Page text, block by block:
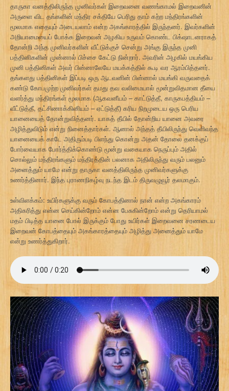
தாருகா வனத்திலிருந்த முனிவர்கள் இறைவனை வணங்காமல் இறைவனின்
அருளை விட தங்களின் மந்திர சக்தியே பெரிது தாம் கற்ற மந்திரங்களின்
மூலமாக எதையும் அடையலாம் என்ற அகங்காரத்தில் இருந்தனர். இவர்களின்
அறியாமையைப் போக்க இறைவன் அழகிய உருவம் கொண்ட பிக்‌ஷாடனராகத்
தோன்றி அந்த முனிவர்களின் வீட்டுக்குச் சென்று அங்கு இருந்த முனி
பத்தினிகளின் முன்னால் பிச்சை கேட்டு நின்றார். அவரின் அழகில் மயங்கிய
முனி பத்தினிகள் அவர் பின்னாலேயே மயக்கத்தில் கூடி வர ஆரம்பித்தனர்.
தங்களது பத்தினிகள் இப்படி ஒரு ஆடவனின் பின்னால் மயங்கி வருவதைக்
கண்டு கோபமுற்ற முனிவர்கள் தமது தவ வலிமையால் மூன்றுவிதமான தீயை
வளர்த்து மந்திரங்கள் மூலமாக (ஆகவனீயம் – காட்டுத்தீ, காருகபத்தியம் –
வீட்டுத்தீ, தட்சிணாக்கினியம் – ஏட்டுத்தீ) கரிய நிறமுடைய ஒரு பெரிய
யானையைத் தோன்றுவித்தனர். யாகத் தீயில் தோன்றிய யானை அவரை
அழித்துவிடும் என்று நினைத்தார்கள். ஆனால் அந்தத் தீயிலிருந்து வெளிவந்த
யானையைக் காடே அதிரும்படி பிளந்து கொன்று அதன் தோலை தனக்குப்
போர்வையாக போர்த்திக்கொண்டு மூன்று வகையாக நெருப்பும் அதில்
சொல்லும் மந்திரங்களும் மந்திரத்தின் பலனாக அதிலிருந்து வரும் பலனும்
அனைத்தும் யாமே என்று தாருகா வனத்திலிருந்த முனிவர்களுக்கு
உணர்த்தினார். இந்த புராணநிகழ்வு நடந்த இடம் திருவழுவூர் தலமாகும்.
உள்விளக்கம்: உயிர்களுக்கு வரும் கோபத்தினால் நான் என்ற அகங்காரம்
அதிகரித்து என்ன செய்கின்றோம் என்ன பேசுகின்றோம் என்று தெரியாமல்
மதம் பிடித்த யானை போல் இருக்கும் போது உயிர்கள் இறைவனை சரணடைய
இறைவன் கோபத்தையும் அகங்காரத்தையும் அழித்து அனைத்தும் யாமே
என்று உணர்த்துகிறார்.